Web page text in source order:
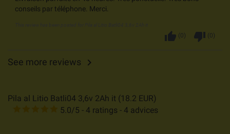
conseils par téléphone. Merci.
thumb_up (0 ) thumb_down (0 )
See more reviews 
Pila al Litio Batli04 3,6v 2Ah it (18.2 EUR)
5.0/5 - 4 ratings - 4 advices